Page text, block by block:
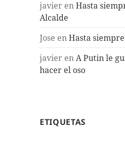
javier enHasta
Alcalde
Jose enHasta
javier enA Putin le
hacer el oso
ETIQUETAS